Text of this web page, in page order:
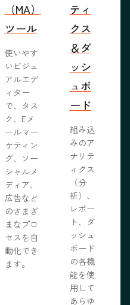
（MA）
ツール
使いやす
いビジュ
アルエデ
ィター
で、タス
ク、Eメ
ールマー
ケティン
グ、ソー
シャルメ
ディア、
広告など
のさまざ
まなプロ
セスを自
動化でき
ます。
ティ
クス
＆ダ
ッシ
ュボ
ード
組み込
みのア
ナリテ
ィクス
（分
析）、
レポー
ト、ダ
ッシュ
ボード
の各機
能を使
用して
あらゆ